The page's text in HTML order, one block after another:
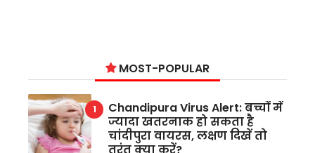
MOST-POPULAR
Chandipura Virus Alert: बच्चों में
ज्यादा खतरनाक हो सकता है
चांदीपुरा वायरस, लक्षण दिखें तो